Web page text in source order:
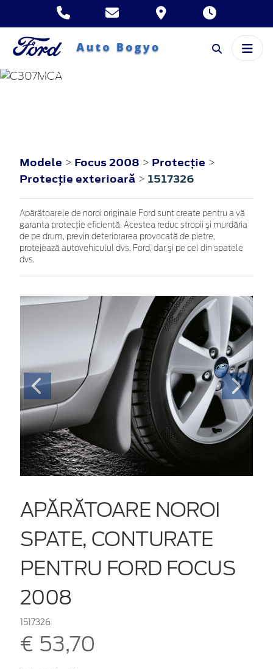
FOCUS
Modele > Focus 2008 > Protecţie >
Protecţie exterioară > 1517326
Apărătoarele de noroi originale Ford sunt create pentru a vă
garanta protecţie eficientă. Acestea reduc stropii şi murdăria
de pe drum, previn deteriorarea provocată de pietre,
protejează autovehiculul dvs. Ford, dar şi pe cel din spatele
dvs.
APĂRĂTOARE NOROI
SPATE, CONTURATE
PENTRU FORD FOCUS
2008
1517326
€ 53,70